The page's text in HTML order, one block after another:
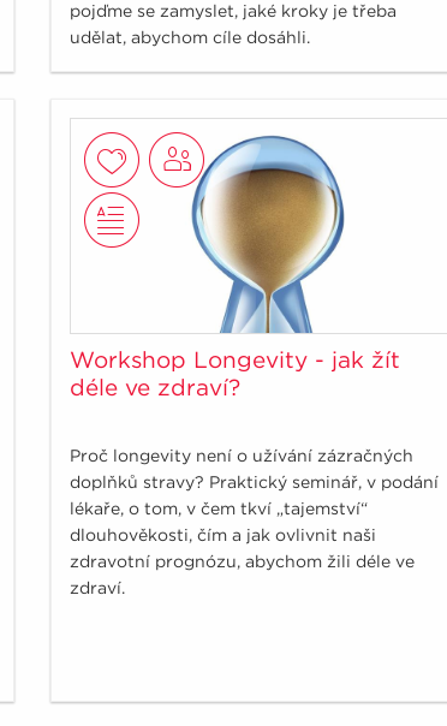
pojďme se zamyslet, jaké kroky je třeba
udělat, abychom cíle dosáhli.
Workshop Longevity - jak žít
déle ve zdraví?
Proč longevity není o užívání zázračných
doplňků stravy? Praktický seminář, v podání
lékaře, o tom, v čem tkví „tajemství“
dlouhověkosti, čím a jak ovlivnit naši
zdravotní prognózu, abychom žili déle ve
zdraví.